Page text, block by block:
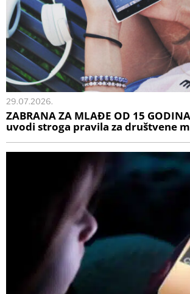
29.07.2026.
ZABRANA ZA MLAĐE OD 15
uvodi stroga pravila za društvene